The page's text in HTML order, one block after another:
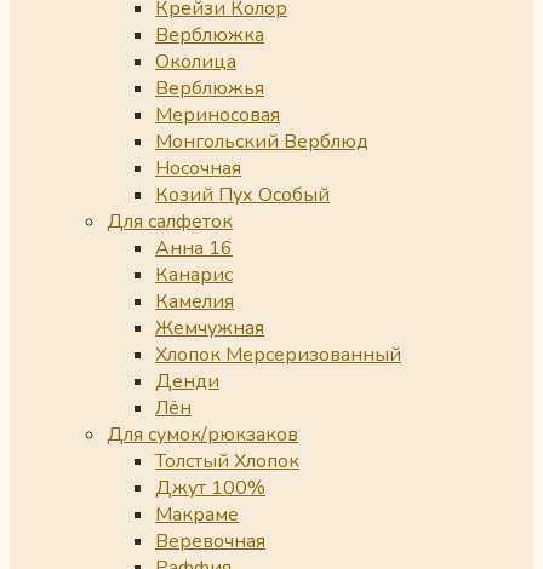
Крейзи Колор
Верблюжка
Околица
Верблюжья
Мериносовая
Монгольский Верблюд
Носочная
Козий Пух Особый
Для салфеток
Анна 16
Канарис
Камелия
Жемчужная
Хлопок Мерсеризованный
Денди
Лён
Для сумок/рюкзаков
Толстый Хлопок
Джут 100%
Макраме
Веревочная